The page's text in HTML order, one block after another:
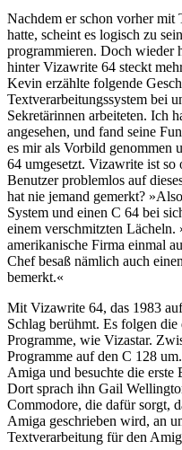
Nachdem er schon vorher mit
hatte, scheint es logisch zu
programmieren. Doch wieder
hinter Vizawrite 64 steckt
Kevin erzählte folgende
Textverarbeitungssystem bei
Sekretärinnen arbeiteten. Ich
angesehen, und fand seine
es mir als Vorbild genommen
64 umgesetzt. Vizawrite ist
Benutzer problemlos auf
hat nie jemand gemerkt?
System und einen C 64 bei
einem verschmitzten Lächeln.
amerikanische Firma einmal
Chef besaß nämlich auch
bemerkt.«
Mit Vizawrite 64, das 1983
Schlag berühmt. Es folgen
Programme, wie Vizastar.
Programme auf den C 128
Amiga und besuchte die
Dort sprach ihn Gail
Commodore, die dafür sorgt,
Amiga geschrieben wird, an
Textverarbeitung für den